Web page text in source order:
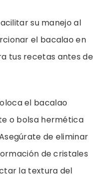
su manejo al
el bacalao en
tus recetas antes de
el bacalao
o bolsa hermética
de eliminar
de cristales
la textura del